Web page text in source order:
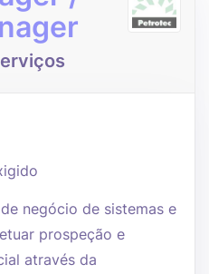
negócio de sistemas e
prospeção e
através da